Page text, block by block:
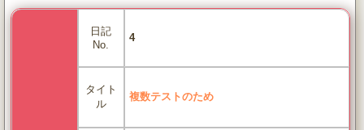
日記
No.
4
タイト
ル
複数テストのため